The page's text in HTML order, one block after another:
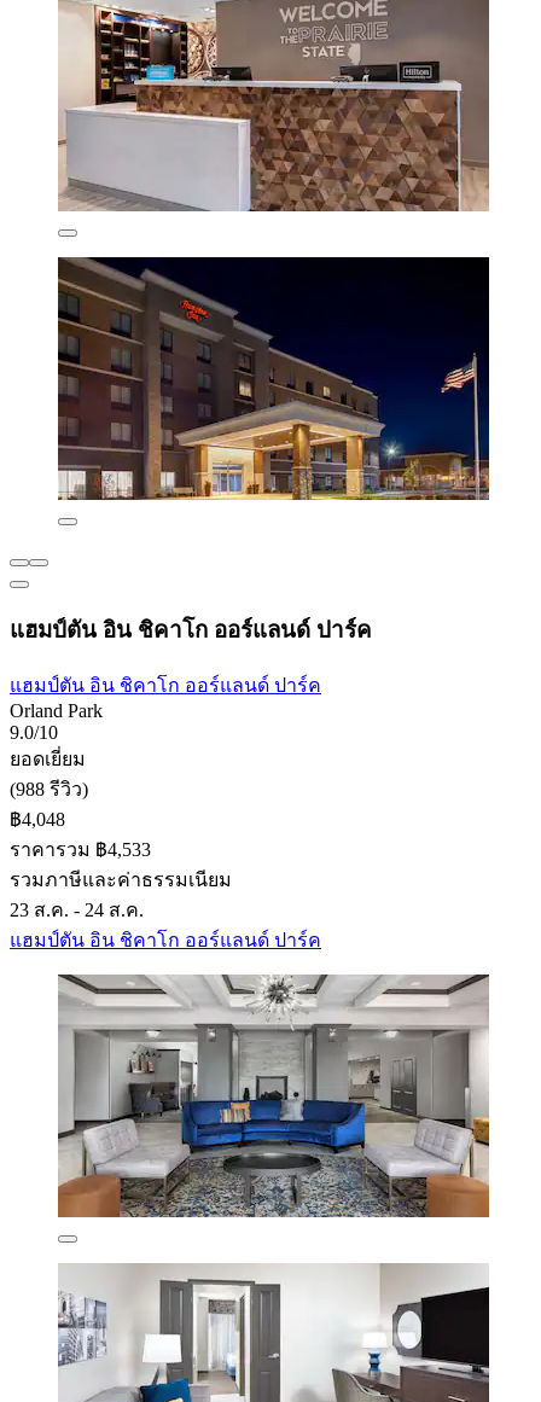
แฮมป์ตัน อิน ชิคาโก ออร์แลนด์ ปาร์ค
แฮมป์ตัน อิน ชิคาโก ออร์แลนด์ ปาร์ค
Orland Park
9.0/10
ยอดเยี่ยม
(988 รีวิว)
฿4,048
ราคารวม ฿4,533
รวมภาษีและค่าธรรมเนียม
23 ส.ค. - 24 ส.ค.
แฮมป์ตัน อิน ชิคาโก ออร์แลนด์ ปาร์ค